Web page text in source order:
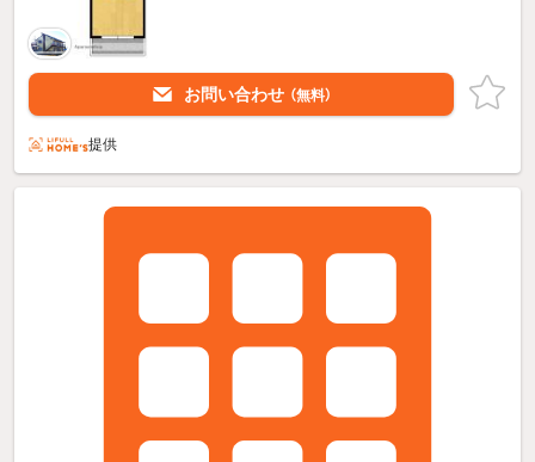
お問い合わせ （無料）
提供